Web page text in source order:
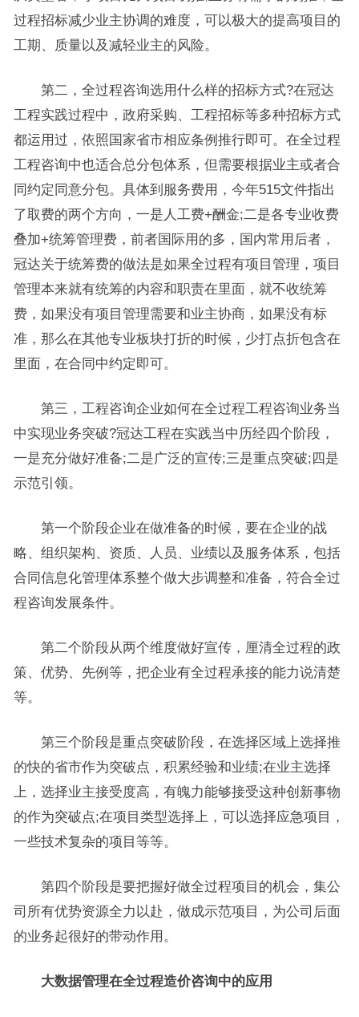
过程招标减少业主协调的难度，可以极大的提高项目的
工期、质量以及减轻业主的风险。
第二，全过程咨询选用什么样的招标方式?在冠达
工程实践过程中，政府采购、工程招标等多种招标方式
都运用过，依照国家省市相应条例推行即可。在全过程
工程咨询中也适合总分包体系，但需要根据业主或者合
同约定同意分包。具体到服务费用，今年515文件指出
了取费的两个方向，一是人工费+酬金;二是各专业收费
叠加+统筹管理费，前者国际用的多，国内常用后者，
冠达关于统筹费的做法是如果全过程有项目管理，项目
管理本来就有统筹的内容和职责在里面，就不收统筹
费，如果没有项目管理需要和业主协商，如果没有标
准，那么在其他专业板块打折的时候，少打点折包含在
里面，在合同中约定即可。
第三，工程咨询企业如何在全过程工程咨询业务当
中实现业务突破?冠达工程在实践当中历经四个阶段，
一是充分做好准备;二是广泛的宣传;三是重点突破;四是
示范引领。
第一个阶段企业在做准备的时候，要在企业的战
略、组织架构、资质、人员、业绩以及服务体系，包括
合同信息化管理体系整个做大步调整和准备，符合全过
程咨询发展条件。
第二个阶段从两个维度做好宣传，厘清全过程的政
策、优势、先例等，把企业有全过程承接的能力说清楚
等。
第三个阶段是重点突破阶段，在选择区域上选择推
的快的省市作为突破点，积累经验和业绩;在业主选择
上，选择业主接受度高，有魄力能够接受这种创新事物
的作为突破点;在项目类型选择上，可以选择应急项目，
一些技术复杂的项目等等。
第四个阶段是要把握好做全过程项目的机会，集公
司所有优势资源全力以赴，做成示范项目，为公司后面
的业务起很好的带动作用。
大数据管理在全过程造价咨询中的应用